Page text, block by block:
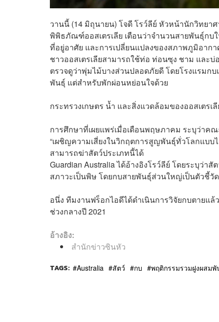
วานนี้ (14 มิถุนายน) โจดี โรว์ลีย์ หัวหน้านักวิทยา
พิพิธภัณฑ์ออสเตรเลีย เตือนว่าจำนวนสายพันธุ์กบ
ที่อยู่อาศัย และการเปลี่ยนแปลงของสภาพภูมิอาก
ชาวออสเตรเลียสามารถใช้ท่อ ท่อนซุง ชาม และ
ตรวจดูว่าพุ่มไม้บางส่วนปลอดภัยดี โดยโรงแรมก
พันธุ์ แต่สำหรับพักผ่อนหย่อนใจด้วย
กระทรวงเกษตร น้ำ และสิ่งแวดล้อมของออสเตร
การศึกษาที่เผยแพร่เมื่อเดือนพฤษภาคม ระบุว่าค
“เผชิญความเสี่ยงในวิกฤตการสูญพันธุ์ทั่วโลกแบ
สามารถฆ่าสัตว์ประเภทนี้ได้
Guardian Australia ได้อ้างอิงโรว์ลีย์ โดยระบุ
สภาวะเป็นพิษ โดยกบสายพันธุ์ส่วนใหญ่เป็นตัวชี้วั
อนึ่ง ทีมงานฟร็อกไอดีได้ดำเนินการวิจัยกบตายแ
ช่วงกลางปี 2021
อ้างอิง:
สำนักข่าวซินหัว
TAGS: Australia สัตว์ กบ พฤติกรรมรวมฝูงผสมพั